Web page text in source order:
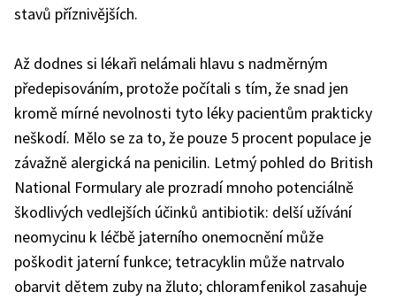
stavů příznivějších.
Až dodnes si lékaři nelámali hlavu s nadměrným
předepisováním, protože počítali s tím, že snad jen
kromě mírné nevolnosti tyto léky pacientům prakticky
neškodí. Mělo se za to, že pouze 5 procent populace je
závažně alergická na penicilin. Letmý pohled do British
National Formulary ale prozradí mnoho potenciálně
škodlivých vedlejších účinků antibiotik: delší užívání
neomycinu k léčbě jaterního onemocnění může
poškodit jaterní funkce; tetracyklin může natrvalo
obarvit dětem zuby na žluto; chloramfenikol zasahuje